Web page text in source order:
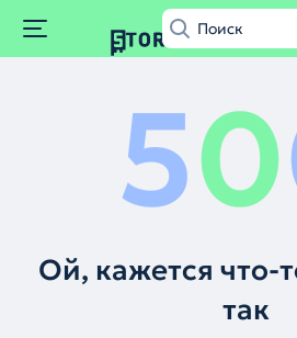
50
Ой, кажется что-
так